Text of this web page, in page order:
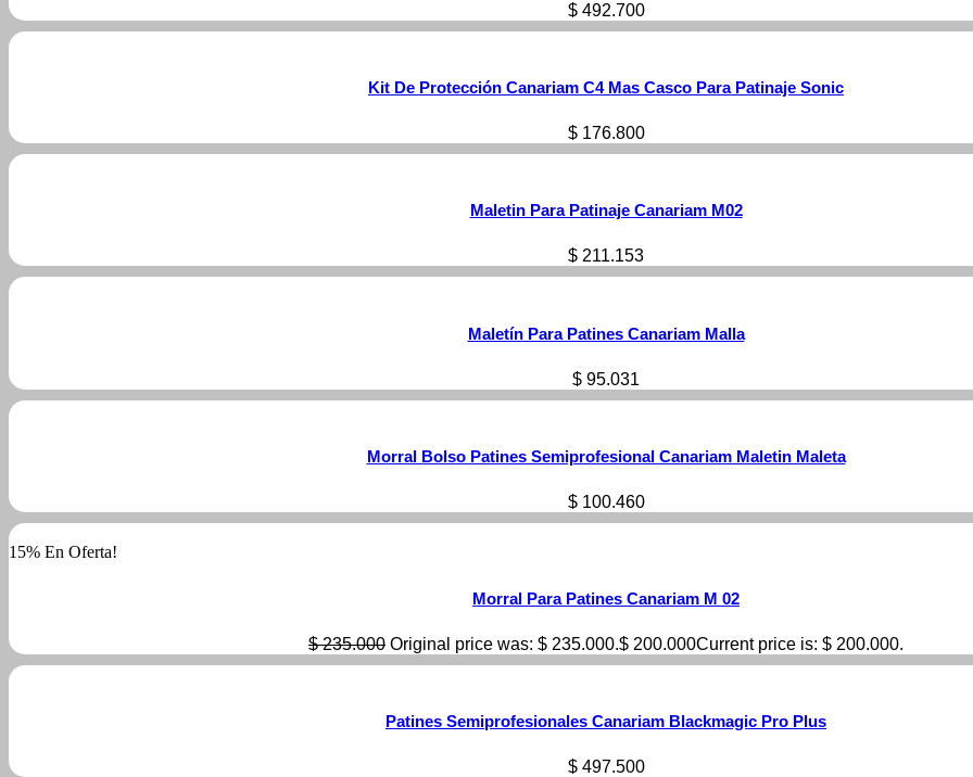
$492.700
Kit De Protección Canariam C4 Mas Casco Para Patinaje Sonic
$176.800
Maletin Para Patinaje Canariam M02
$ 211.153
Maletín Para Patines Canariam Malla
$ 95.031
Morral Bolso Patines Semiprofesional Canariam Maletin Maleta
$100.460
15% En Oferta!
Morral Para Patines Canariam M 02
$235.000 Original price was: $ 235.000.$ 200.000Current price is: $ 200.000.
Patines Semiprofesionales Canariam Blackmagic Pro Plus
$497.500